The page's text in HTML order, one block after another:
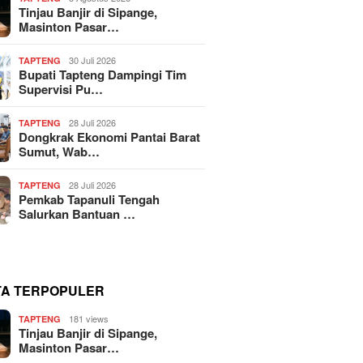
Tinjau Banjir di Sipange,
Masinton Pasar…
TAPTENG 30 Juli 2026
Bupati Tapteng Dampingi Tim
Supervisi Pu…
TAPTENG 28 Juli 2026
Dongkrak Ekonomi Pantai Barat
Sumut, Wab…
TAPTENG 28 Juli 2026
Pemkab Tapanuli Tengah
Salurkan Bantuan …
TERPOPULER
TAPTENG 181 views
Tinjau Banjir di Sipange,
Masinton Pasar…